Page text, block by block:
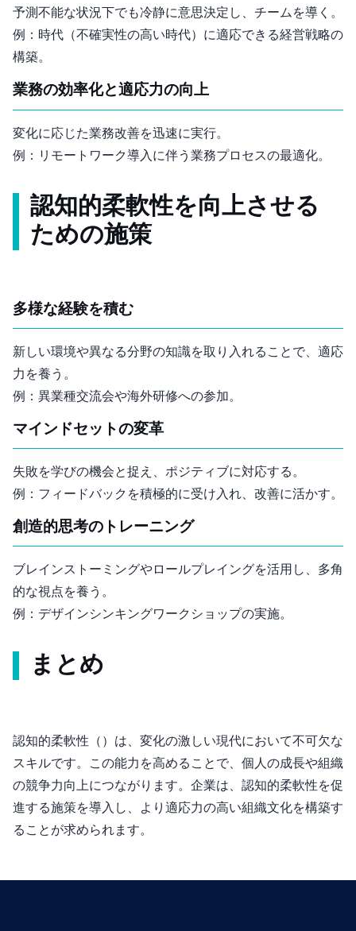
予測不能な状況下でも冷静に意思決定し、チームを導く。
例：VUCA時代（不確実性の高い時代）に適応できる経営戦略の
構築。
業務の効率化と適応力の向上
変化に応じた業務改善を迅速に実行。
例：リモートワーク導入に伴う業務プロセスの最適化。
認知的柔軟性を向上させる
ための施策
多様な経験を積む
新しい環境や異なる分野の知識を取り入れることで、適応
力を養う。
例：異業種交流会や海外研修への参加。
マインドセットの変革
失敗を学びの機会と捉え、ポジティブに対応する。
例：フィードバックを積極的に受け入れ、改善に活かす。
創造的思考のトレーニング
ブレインストーミングやロールプレイングを活用し、多角
的な視点を養う。
例：デザインシンキングワークショップの実施。
まとめ
認知的柔軟性（Cognitive Flexibility）は、変化の激しい現代において不可欠な
スキルです。この能力を高めることで、個人の成長や組織
の競争力向上につながります。企業は、認知的柔軟性を促
進する施策を導入し、より適応力の高い組織文化を構築す
ることが求められます。